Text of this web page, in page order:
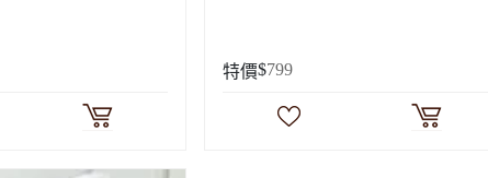
特價$799